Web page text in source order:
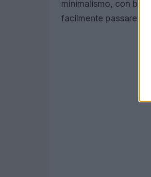
minimalismo, con
facilmente passare